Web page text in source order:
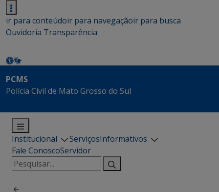
ir para conteúdoir para navegaçãoir para busca
Ouvidoria Transparência
PCMS
Polícia Civil de Mato Grosso do Sul
Institucional ServiçosInformativos
Fale ConoscoServidor
Pesquisar
por: